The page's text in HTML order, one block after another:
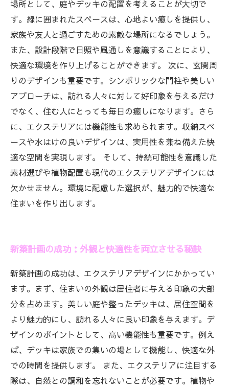
場所として、庭やデッキの配置を考えることが大切で
す。緑に囲まれたスペースは、心地よい癒しを提供し、
家族や友人と過ごすための素敵な場所になるでしょう。
また、設計段階で日照や風通しを意識することにより、
快適な環境を作り上げることができます。 次に、玄関周
りのデザインも重要です。シンボリックな門柱や美しい
アプローチは、訪れる人々に対して好印象を与えるだけ
でなく、住む人にとっても毎日の癒しになります。さら
に、エクステリアには機能性も求められます。収納スペ
ースや水はけの良いデザインは、実用性を兼ね備えた快
適な空間を実現します。 そして、持続可能性を意識した
素材選びや植物配置も現代のエクステリアデザインには
欠かせません。環境に配慮した選択が、魅力的で快適な
住まいを作り出します。
新築計画の成功：外観と快適性を両立させる秘訣
新築計画の成功は、エクステリアデザインにかかってい
ます。まず、住まいの外観は居住者に与える印象の大部
分を占めます。美しい庭や整ったデッキは、居住空間を
より魅力的にし、訪れる人々に良い印象を与えます。デ
ザインのポイントとして、高い機能性も重要です。例え
ば、デッキは家族での集いの場として機能し、快適な外
での時間を提供します。 また、エクステリアに注目する
際は、自然との調和を忘れないことが必要です。植物や